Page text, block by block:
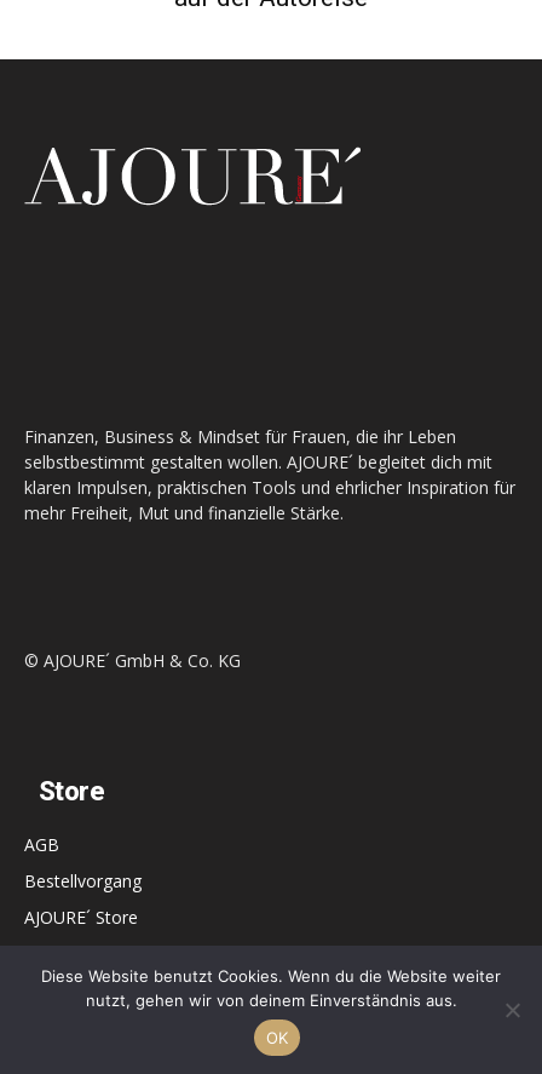
Finanzen, Business & Mindset für Frauen, die ihr Leben
selbstbestimmt gestalten wollen. AJOURE´ begleitet dich mit
klaren Impulsen, praktischen Tools und ehrlicher Inspiration für
mehr Freiheit, Mut und finanzielle Stärke.
© AJOURE´ GmbH & Co. KG
Store
AGB
Bestellvorgang
AJOURE´ Store
Dashboard
Vertrag widerrufen
Diese Website benutzt Cookies. Wenn du die Website weiter
nutzt, gehen wir von deinem Einverständnis aus.
OK